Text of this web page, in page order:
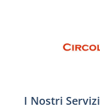
I Nostri Servizi